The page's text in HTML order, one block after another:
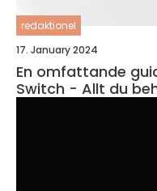
redaktionel
17. January 2024
En omfattande
Switch - Allt du